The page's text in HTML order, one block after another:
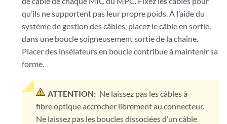
qu’ils ne supportent pas leur propre poids. À l’aide du
système de gestion des câbles, placez le câble en sortie,
dans une boucle soigneusement sortie de la chaîne.
Placer des insélateurs en boucle contribue à maintenir sa
forme.
ATTENTION: Ne laissez pas les câbles à
fibre optique accrocher librement au connecteur.
Ne laissez pas les boucles dissociées d’un câble